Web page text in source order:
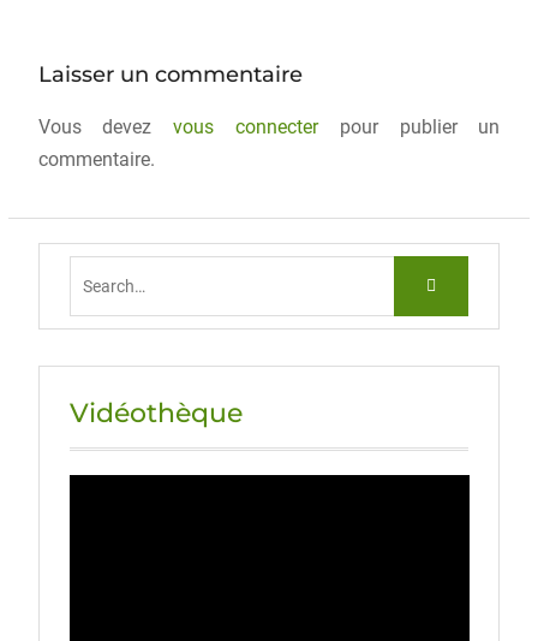
e
b
o
o
k
o
d
o
n
l
g
er
Laisser un commentaire
Vous devezvous connecterpour publier un
commentaire.
Vidéothèque